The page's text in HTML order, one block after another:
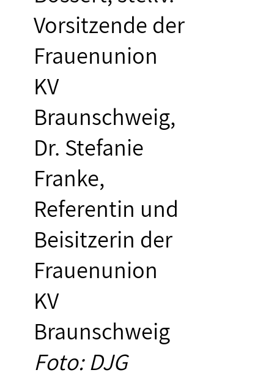
Vorsitzende der
Frauenunion
KV
Braunschweig,
Dr. Stefanie
Franke,
Referentin und
Beisitzerin der
Frauenunion
KV
Braunschweig
Foto: DJG